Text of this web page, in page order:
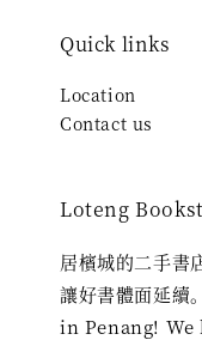
Quick links
Location
Contact us
Loteng
居檳城的二手書
讓好書體面延
in Penang!